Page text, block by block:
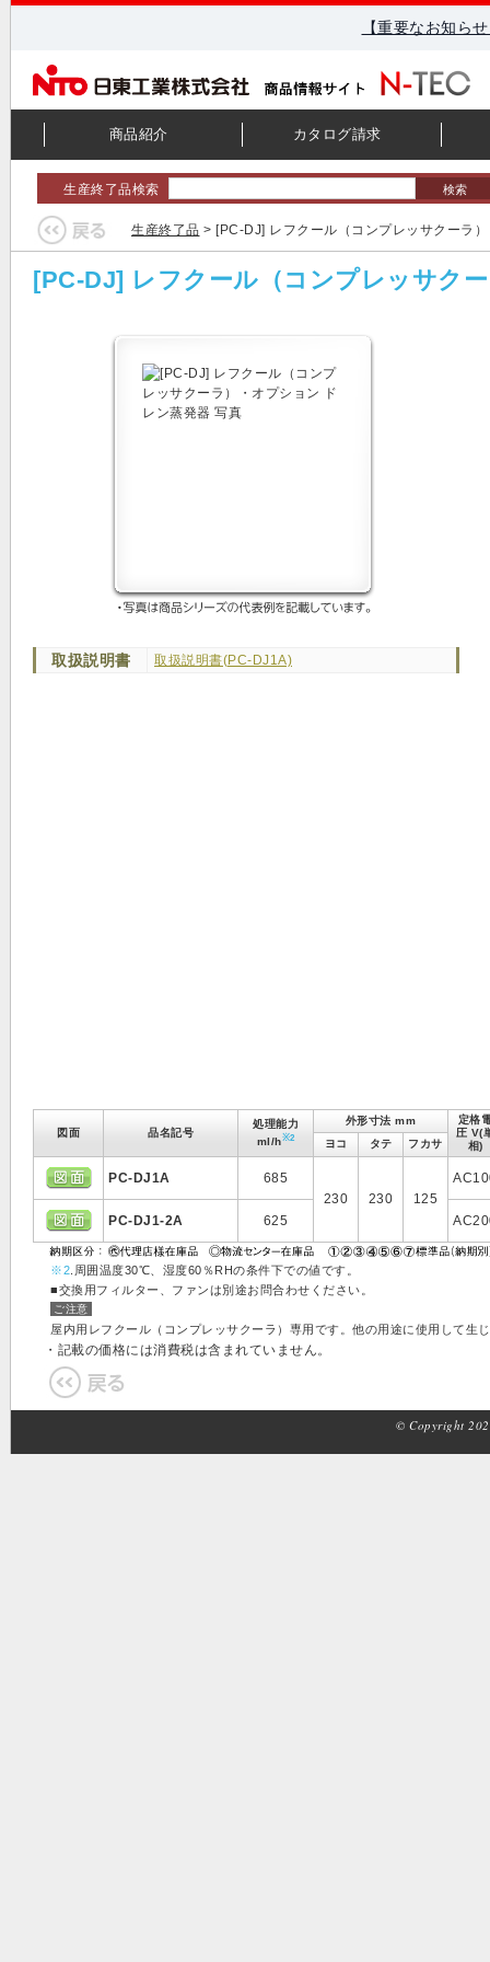
【重要なお知ら
商品紹介 カタログ請求
生産終了品検索 検索
生産終了品 > [PC-DJ] レフクール（コンプレッサクーラ
[PC-DJ] レフクール（コンプレッサク
取扱説明書 取扱説明書(PC-DJ1A)
図面 品名記号
処理能力
ml/h※2
外形寸法 mm
定格
圧 V(
相)
ヨコ タテ フカサ
PC-DJ1A
685
230
230 125
PC-DJ1-2A 625
※2 .周囲温度30℃、湿度60％RHの条件下での値です。
■交換用フィルター、ファンは別途お問合わせください。
ご注意
屋内用レフクール（コンプレッサクーラ）専用です。他の用途に使用して生
・記載の価格には消費税は含まれていません。
© Copyright